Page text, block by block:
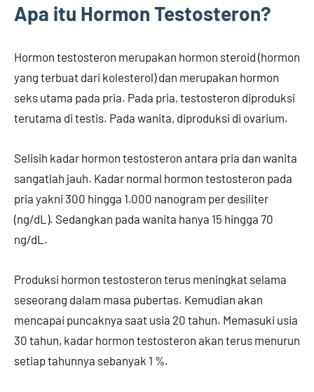
Apa itu Hormon Testosteron?
Hormon testosteron merupakan hormon steroid (hormon
yang terbuat dari kolesterol) dan merupakan hormon
seks utama pada pria. Pada pria, testosteron diproduksi
terutama di testis. Pada wanita, diproduksi di ovarium.
Selisih kadar hormon testosteron antara pria dan wanita
sangatlah jauh. Kadar normal hormon testosteron pada
pria yakni 300 hingga 1.000 nanogram per desiliter
(ng/dL). Sedangkan pada wanita hanya 15 hingga 70
ng/dL.
Produksi hormon testosteron terus meningkat selama
seseorang dalam masa pubertas. Kemudian akan
mencapai puncaknya saat usia 20 tahun. Memasuki usia
30 tahun, kadar hormon testosteron akan terus menurun
setiap tahunnya sebanyak 1 %.